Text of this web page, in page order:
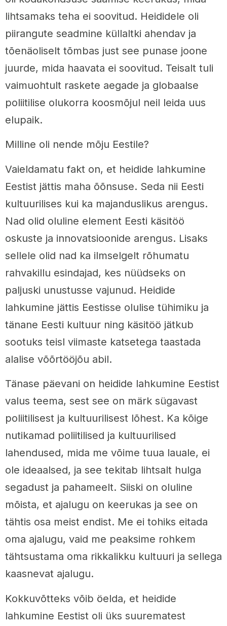
lihtsamaks teha ei soovitud. Heididele oli
piirangute seadmine küllaltki ahendav ja
tõenäoliselt tõmbas just see punase joone
juurde, mida haavata ei soovitud. Teisalt tuli
vaimuohtult raskete aegade ja globaalse
poliitilise olukorra koosmõjul neil leida uus
elupaik.
Milline oli nende mõju Eestile?
Vaieldamatu fakt on, et heidide lahkumine
Eestist jättis maha õõnsuse. Seda nii Eesti
kultuurilises kui ka majanduslikus arengus.
Nad olid oluline element Eesti käsitöö
oskuste ja innovatsioonide arengus. Lisaks
sellele olid nad ka ilmselgelt rõhumatu
rahvakillu esindajad, kes nüüdseks on
paljuski unustusse vajunud. Heidide
lahkumine jättis Eestisse olulise tühimiku ja
tänane Eesti kultuur ning käsitöö jätkub
sootuks teisl viimaste katsetega taastada
alalise võõrtööjõu abil.
Tänase päevani on heidide lahkumine Eestist
valus teema, sest see on märk sügavast
poliitilisest ja kultuurilisest lõhest. Ka kõige
nutikamad poliitilised ja kultuurilised
lahendused, mida me võime tuua lauale, ei
ole ideaalsed, ja see tekitab lihtsalt hulga
segadust ja pahameelt. Siiski on oluline
mõista, et ajalugu on keerukas ja see on
tähtis osa meist endist. Me ei tohiks eitada
oma ajalugu, vaid me peaksime rohkem
tähtsustama oma rikkalikku kultuuri ja sellega
kaasnevat ajalugu.
Kokkuvõtteks võib öelda, et heidide
lahkumine Eestist oli üks suurematest